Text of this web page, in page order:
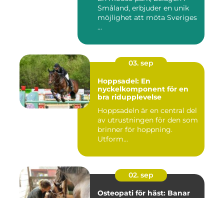
Småland, erbjuder en unik
möjlighet att möta Sveriges
...
03. sep
Hoppsadel: En
nyckelkomponent för en
bra ridupplevelse
Hoppsadeln är en central del
av utrustningen för den som
brinner för hoppning.
Utform...
02. sep
Osteopati för häst: Banar